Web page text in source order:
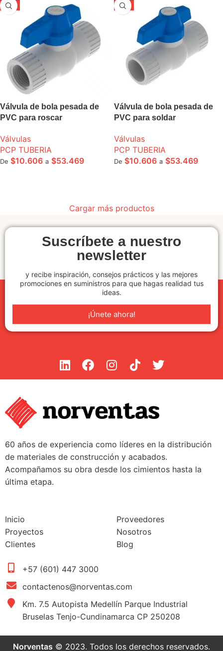
-5%
Válvula de bola pesada de
PVC para roscar
Válvulas
PCP TUBERIA
De $10.606 a $53.469
-5%
Válvula de bola pesada de
PVC para soldar
Válvulas
PCP TUBERIA
De $10.606 a $53.469
Cargar más productos
Suscríbete a nuestro
newsletter
y recibe inspiración, consejos prácticos y las mejores
promociones en suministros para que hagas realidad tus
ideas.
¡Únete ahora!
60 años de experiencia como líderes en la distribución
de materiales de construcción y acabados.
Acompañamos su obra desde los cimientos hasta la
última etapa.
Inicio
Proyectos
Clientes
Proveedores
Nosotros
Blog
+57 (601) 447 3000
contactenos@norventas.com
Km. 7.5 Autopista Medellín Parque Industrial
Bruselas Tenjo-Cundinamarca CP 250208
Norventas © 2023. Todos los derechos reservados.